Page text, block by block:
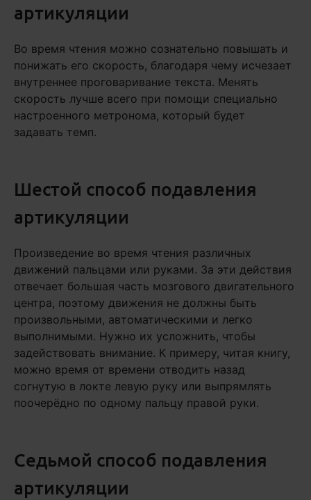
артикуляции
Во время чтения можно сознательно повышать и
понижать его скорость, благодаря чему исчезает
внутреннее проговаривание текста. Менять
скорость лучше всего при помощи специально
настроенного метронома, который будет
задавать темп.
Шестой способ подавления
артикуляции
Произведение во время чтения различных
движений пальцами или руками. За эти действия
отвечает большая часть мозгового двигательного
центра, поэтому движения не должны быть
произвольными, автоматическими и легко
выполнимыми. Нужно их усложнить, чтобы
задействовать внимание. К примеру, читая книгу,
можно время от времени отводить назад
согнутую в локте левую руку или выпрямлять
поочерёдно по одному пальцу правой руки.
Седьмой способ подавления
артикуляции